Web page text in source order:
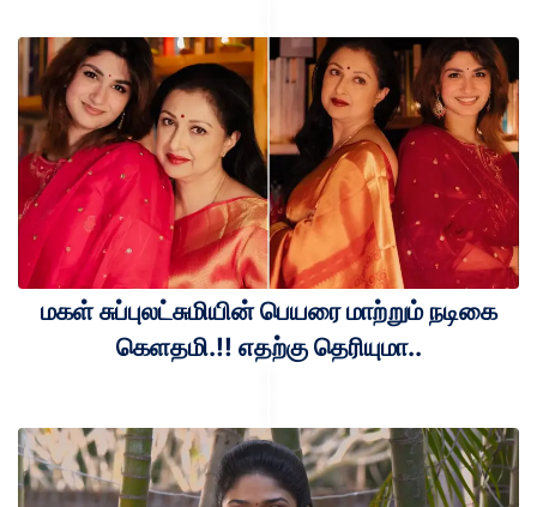
மகள் சுப்புலட்சுமியின் பெயரை மாற்றும் நடிகை
கெளதமி.!! எதற்கு தெரியுமா..